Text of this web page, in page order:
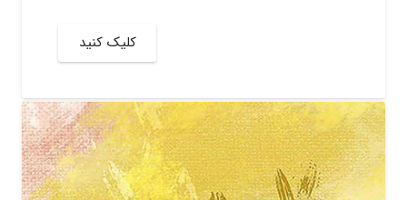
کلیک کنید